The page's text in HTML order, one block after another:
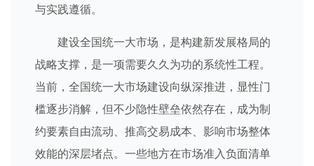
与实践遵循。
建设全国统一大市场，是构建新发展格局的
战略支撑，是一项需要久久为功的系统性工程。
当前，全国统一大市场建设向纵深推进，显性门
槛逐步消解，但不少隐性壁垒依然存在，成为制
约要素自由流动、推高交易成本、影响市场整体
效能的深层堵点。一些地方在市场准入负面清单